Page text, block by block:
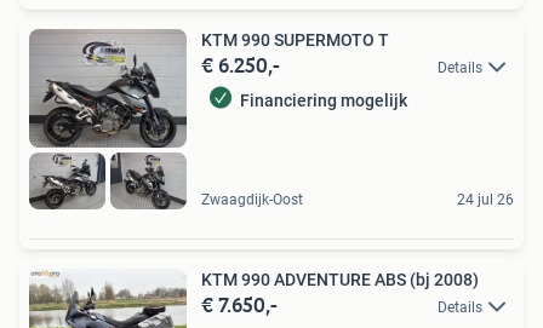
KTM 990 SUPERMOTO T
€ 6.250,- Details
Financiering mogelijk
Zwaagdijk-Oost 24 jul 26
KTM 990 ADVENTURE ABS (bj 2008)
€ 7.650,- Details